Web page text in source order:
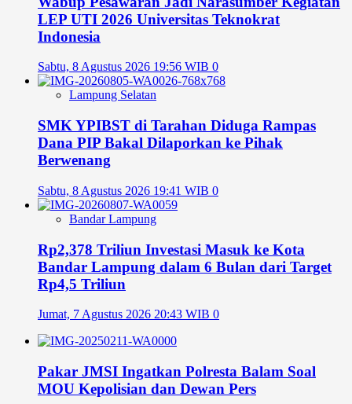
LEP UTI 2026 Universitas Teknokrat
Indonesia
Sabtu, 8 Agustus 2026 19:56 WIB 0
Lampung Selatan
SMK YPIBST di Tarahan Diduga Rampas
Dana PIP Bakal Dilaporkan ke Pihak
Berwenang
Sabtu, 8 Agustus 2026 19:41 WIB 0
Bandar Lampung
Rp2,378 Triliun Investasi Masuk ke Kota
Bandar Lampung dalam 6 Bulan dari Target
Rp4,5 Triliun
Jumat, 7 Agustus 2026 20:43 WIB 0
Pakar JMSI Ingatkan Polresta Balam Soal
MOU Kepolisian dan Dewan Pers